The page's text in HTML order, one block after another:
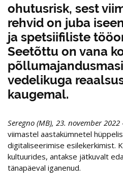
ohutusrisk, sest
rehvid on juba
ja spetsiifiliste
Seetõttu on vana
vedelikuga
kaugemal.
Seregno (MB), 23. november 2022
viimastel aastakümnetel
digitaliseerimise esilekerkimist.
kultuurides, antakse jätkuvalt
tänapäeval iganenud.